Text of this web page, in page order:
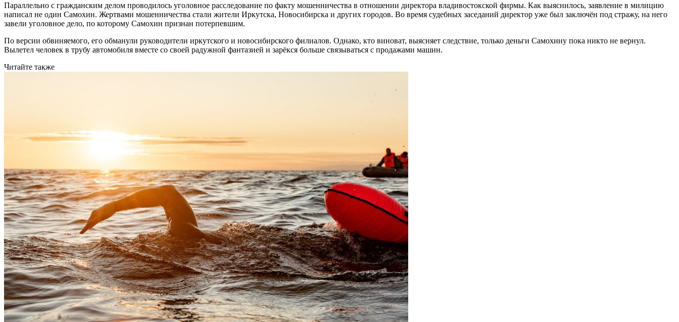
Параллельно с гражданским делом проводилось уголовное расследование по факту мошенничества в отношении директора владивостокской фирмы. Как выяснилось, заявление в милицию
написал не один Самохин. Жертвами мошенничества стали жители Иркутска, Новосибирска и других городов. Во время судебных заседаний директор уже был заключён под стражу, на него
завели уголовное дело, по которому Самохин признан потерпевшим.
По версии обвиняемого, его обманули руководители иркутского и новосибирского филиалов. Однако, кто виноват, выясняет следствие, только деньги Самохину пока никто не вернул.
Вылетел человек в трубу автомобиля вместе со своей радужной фантазией и зарёкся больше связываться с продажами машин.
Читайте также